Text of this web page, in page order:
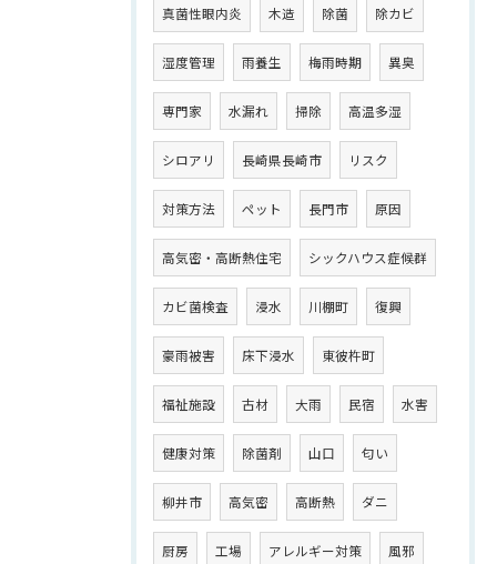
真菌性眼内炎 木造 除菌 除カビ
湿度管理 雨養生 梅雨時期 異臭
専門家 水漏れ 掃除 高温多湿
シロアリ 長崎県長崎市 リスク
対策方法 ペット 長門市 原因
高気密・高断熱住宅 シックハウス症候群
カビ菌検査 浸水 川棚町 復興
豪雨被害 床下浸水 東彼杵町
福祉施設 古材 大雨 民宿 水害
健康対策 除菌剤 山口 匂い
柳井市 高気密 高断熱 ダニ
厨房 工場 アレルギー対策 風邪